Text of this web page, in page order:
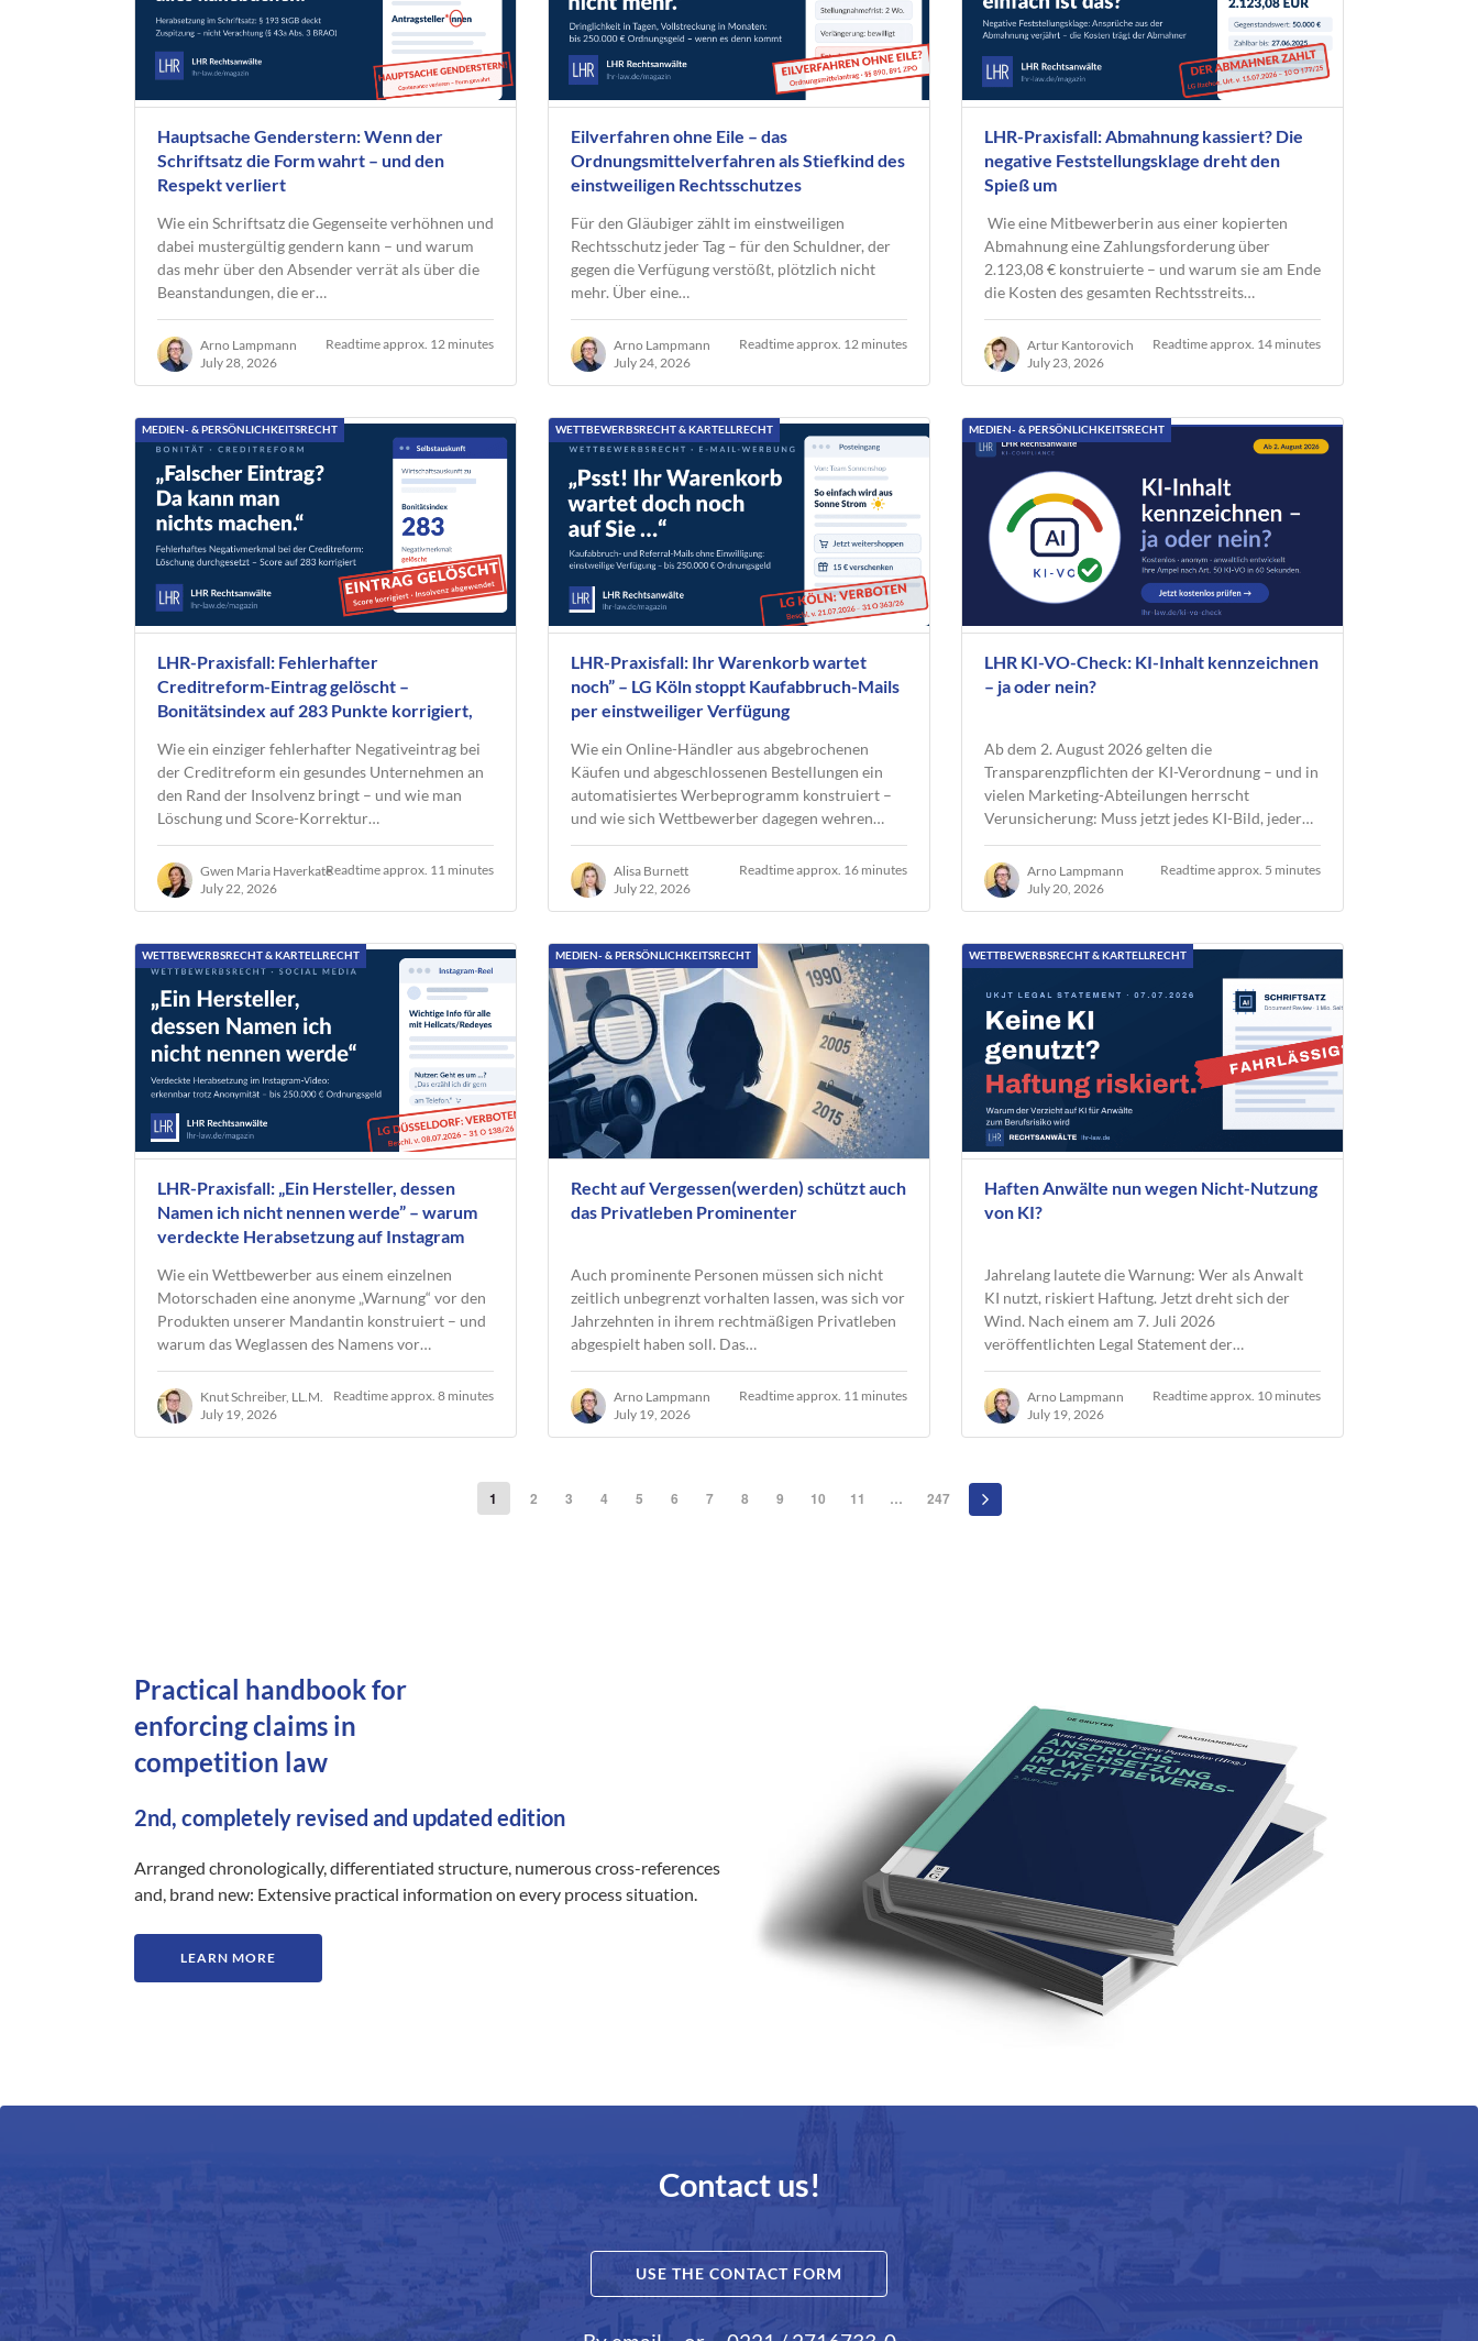
Hauptsache Genderstern: Wenn der
Schriftsatz die Form wahrt – und den
Respekt verliert
Wie ein Schriftsatz die Gegenseite verhöhnen und
dabei mustergültig gendern kann – und warum
das mehr über den Absender verrät als über die
Beanstandungen, die er…
Arno Lampmann
July 28, 2026
Readtime approx. 12 minutes
Eilverfahren ohne Eile – das
Ordnungsmittelverfahren als Stiefkind des
einstweiligen Rechtsschutzes
Für den Gläubiger zählt im einstweiligen
Rechtsschutz jeder Tag – für den Schuldner, der
gegen die Verfügung verstößt, plötzlich nicht
mehr. Über eine…
Arno Lampmann
July 24, 2026
Readtime approx. 12 minutes
LHR-Praxisfall: Abmahnung kassiert? Die
negative Feststellungsklage dreht den
Spieß um
Wie eine Mitbewerberin aus einer kopierten
Abmahnung eine Zahlungsforderung über
2.123,08 € konstruierte – und warum sie am Ende
die Kosten des gesamten Rechtsstreits…
Artur Kantorovich
July 23, 2026
Readtime approx. 14 minutes
LHR-Praxisfall: Fehlerhafter
Creditreform-Eintrag gelöscht –
Bonitätsindex auf 283 Punkte korrigiert,
Wie ein einziger fehlerhafter Negativeintrag bei
der Creditreform ein gesundes Unternehmen an
den Rand der Insolvenz bringt – und wie man
Löschung und Score-Korrektur…
Gwen Maria Haverkate
July 22, 2026
Readtime approx. 11 minutes
MEDIEN- & PERSÖNLICHKEITSRECHT
LHR-Praxisfall: Ihr Warenkorb wartet
noch” – LG Köln stoppt Kaufabbruch-Mails
per einstweiliger Verfügung
Wie ein Online-Händler aus abgebrochenen
Käufen und abgeschlossenen Bestellungen ein
automatisiertes Werbeprogramm konstruiert –
und wie sich Wettbewerber dagegen wehren…
Alisa Burnett
July 22, 2026
Readtime approx. 16 minutes
WETTBEWERBSRECHT & KARTELLRECHT
LHR KI-VO-Check: KI-Inhalt kennzeichnen
– ja oder nein?
Ab dem 2. August 2026 gelten die
Transparenzpflichten der KI-Verordnung – und in
vielen Marketing-Abteilungen herrscht
Verunsicherung: Muss jetzt jedes KI-Bild, jeder…
Arno Lampmann
July 20, 2026
Readtime approx. 5 minutes
MEDIEN- & PERSÖNLICHKEITSRECHT
LHR-Praxisfall: „Ein Hersteller, dessen
Namen ich nicht nennen werde” – warum
verdeckte Herabsetzung auf Instagram
Wie ein Wettbewerber aus einem einzelnen
Motorschaden eine anonyme „Warnung“ vor den
Produkten unserer Mandantin konstruiert – und
warum das Weglassen des Namens vor…
Knut Schreiber, LL.M.
July 19, 2026
Readtime approx. 8 minutes
WETTBEWERBSRECHT & KARTELLRECHT
Recht auf Vergessen(werden) schützt auch
das Privatleben Prominenter
Auch prominente Personen müssen sich nicht
zeitlich unbegrenzt vorhalten lassen, was sich vor
Jahrzehnten in ihrem rechtmäßigen Privatleben
abgespielt haben soll. Das…
Arno Lampmann
July 19, 2026
Readtime approx. 11 minutes
MEDIEN- & PERSÖNLICHKEITSRECHT
Haften Anwälte nun wegen Nicht-Nutzung
von KI?
Jahrelang lautete die Warnung: Wer als Anwalt
KI nutzt, riskiert Haftung. Jetzt dreht sich der
Wind. Nach einem am 7. Juli 2026
veröffentlichten Legal Statement der…
Arno Lampmann
July 19, 2026
Readtime approx. 10 minutes
WETTBEWERBSRECHT & KARTELLRECHT
1 2 3 4 5 6 7 8 9 10 11 … 247
Practical handbook for
enforcing claims in
competition law
2nd, completely revised and updated edition
Arranged chronologically, differentiated structure, numerous cross-references
and, brand new: Extensive practical information on every process situation.
LEARN MORE
Contact us!
USE THE CONTACT FORM